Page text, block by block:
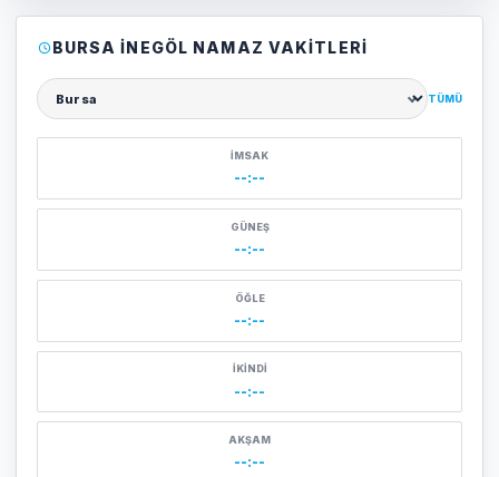
BURSA İNEGÖL NAMAZ VAKITLERI
Şehir seçin
TÜMÜ
İMSAK
--:--
GÜNEŞ
--:--
ÖĞLE
--:--
İKINDI
--:--
AKŞAM
--:--